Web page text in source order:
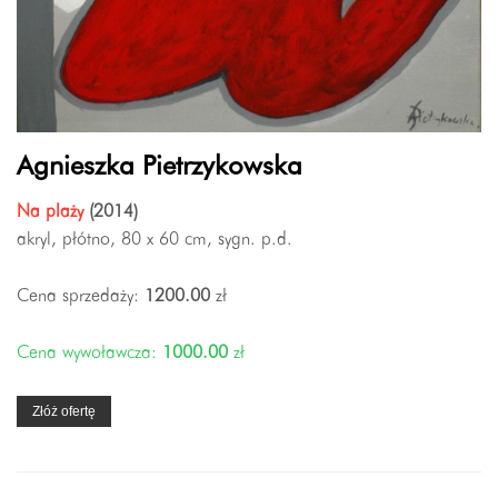
Agnieszka Pietrzykowska
Na plaży (2014)
akryl, płótno, 80 x 60 cm, sygn. p.d.
Cena sprzedaży: 1200.00 zł
Cena wywoławcza: 1000.00 zł
Złóż ofertę